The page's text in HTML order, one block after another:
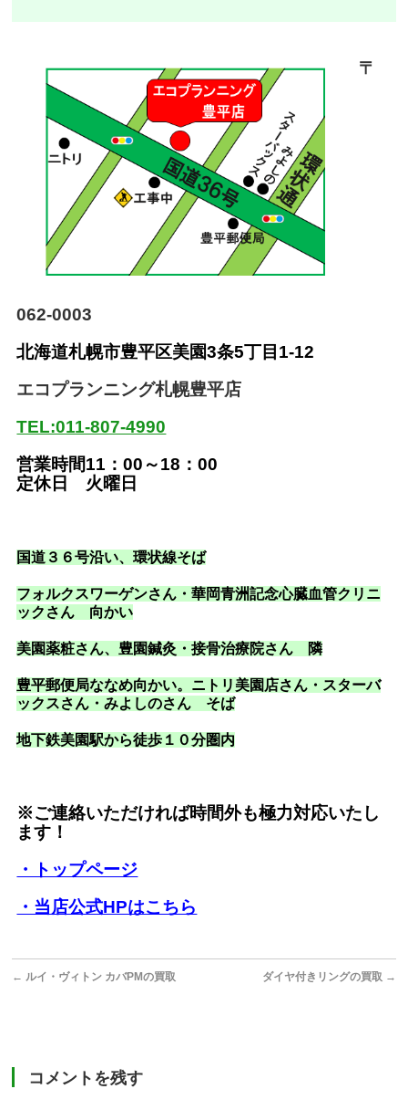
〒
062-0003
北海道札幌市豊平区美園3条5丁目1-12
エコプランニング札幌豊平店
TEL:011-807-4990
営業時間11：00～18：00
定休日 火曜日
国道３６号沿い、環状線そば
フォルクスワーゲンさん・華岡青洲記念心臓血管クリニ
ックさん 向かい
美園薬粧さん、豊園鍼灸・接骨治療院さん 隣
豊平郵便局ななめ向かい。ニトリ美園店さん・スターバ
ックスさん・みよしのさん そば
地下鉄美園駅から徒歩１０分圏内
※ご連絡いただければ時間外も極力対応いたし
ます！
・トップページ
・当店公式HPはこちら
← ルイ・ヴィトン カバPMの買取 ダイヤ付きリングの買取 →
コメントを残す